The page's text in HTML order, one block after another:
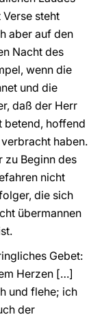
steht
aber auf den
Nacht des
wenn die
und die
daß der Herr
betend, hoffend
haben.
zu Beginn des
nicht
die sich
übermannen
Gebet:
Herzen […]
und flehe; ich
der